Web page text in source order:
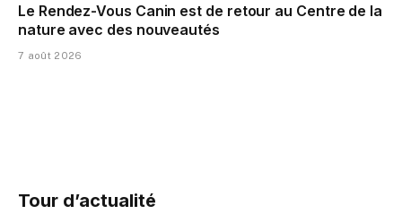
Le Rendez-Vous Canin est de retour au Centre de la
nature avec des nouveautés
7 août 2026
Tour d’actualité